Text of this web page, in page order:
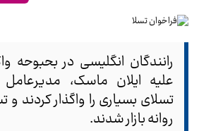
رانندگان انگلیسی در
علیه ایلان ماسک،
تسلای بسیاری را واگذار کردند
روانه بازار شدند.